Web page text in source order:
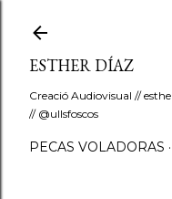
ESTHER DÍAZ
Creació Audiovisual //
// @ullsfoscos
PECAS VOLADORAS